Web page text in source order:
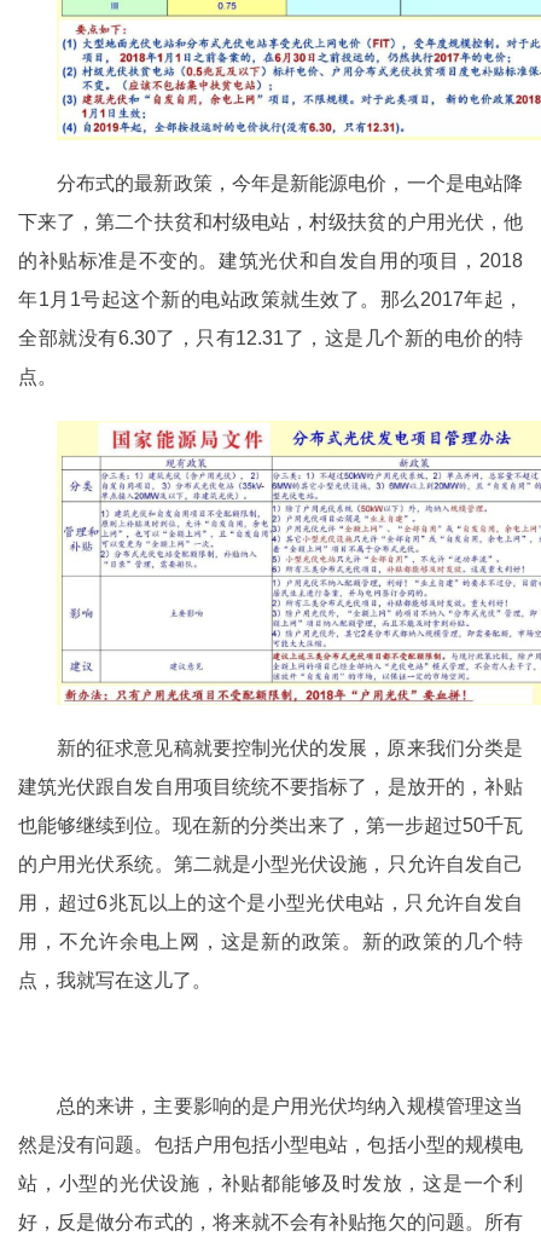
分布式的最新政策，今年是新能源电价，一个是电站降
下来了，第二个扶贫和村级电站，村级扶贫的户用光伏，他
的补贴标准是不变的。建筑光伏和自发自用的项目，2018
年1月1号起这个新的电站政策就生效了。那么2017年起，
全部就没有6.30了，只有12.31了，这是几个新的电价的特
点。
新的征求意见稿就要控制光伏的发展，原来我们分类是
建筑光伏跟自发自用项目统统不要指标了，是放开的，补贴
也能够继续到位。现在新的分类出来了，第一步超过50千瓦
的户用光伏系统。第二就是小型光伏设施，只允许自发自己
用，超过6兆瓦以上的这个是小型光伏电站，只允许自发自
用，不允许余电上网，这是新的政策。新的政策的几个特
点，我就写在这儿了。
总的来讲，主要影响的是户用光伏均纳入规模管理这当
然是没有问题。包括户用包括小型电站，包括小型的规模电
站，小型的光伏设施，补贴都能够及时发放，这是一个利
好，反是做分布式的，将来就不会有补贴拖欠的问题。所有